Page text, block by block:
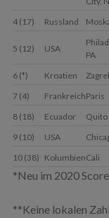
4 (17) Russland
5 (12) USA
PA
6 (*) Kroatien
7 (4)
FrankreichParis
8 (18)
Ecuador Quito
9 (10)
USA
10 (38) KolumbienCali
*Neu im 2020
**Keine lokalen